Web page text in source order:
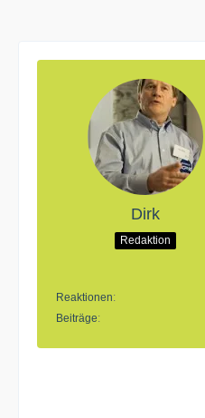
Dirk
Redaktion
Reaktionen
Beiträge